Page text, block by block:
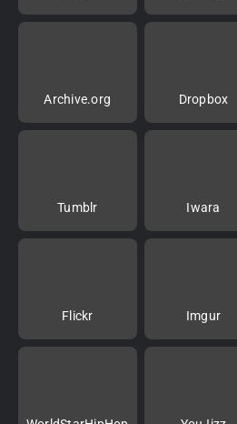
Archive.org Dropbox
Tumblr Iwara
Flickr Imgur